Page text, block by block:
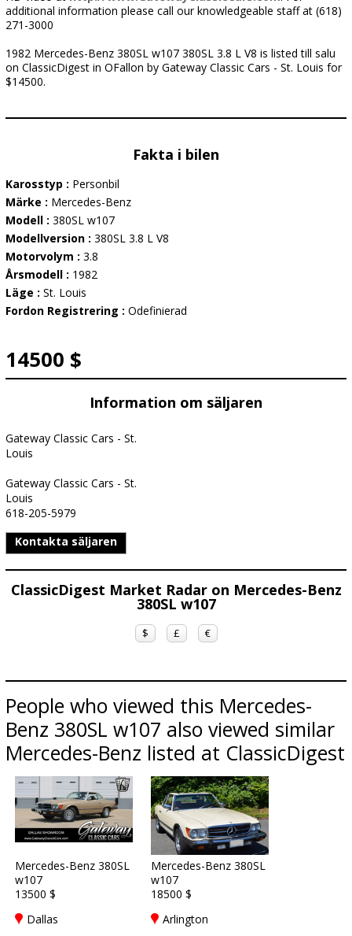
additional information please call our knowledgeable staff at (618)
271-3000
1982 Mercedes-Benz 380SL w107 380SL 3.8 L V8 is listed till salu
on ClassicDigest in OFallon by Gateway Classic Cars - St. Louis for
$14500.
Fakta i bilen
Karosstyp : Personbil
Märke : Mercedes-Benz
Modell : 380SL w107
Modellversion : 380SL 3.8 L V8
Motorvolym : 3.8
Årsmodell : 1982
Läge : St. Louis
Fordon Registrering : Odefinierad
14500 $
Information om säljaren
Gateway Classic Cars - St.
Louis
Gateway Classic Cars - St.
Louis
618-205-5979
Kontakta säljaren
ClassicDigest Market Radar on Mercedes-Benz
380SL w107
$ £ €
People who viewed this Mercedes-
Benz 380SL w107 also viewed similar
Mercedes-Benz listed at ClassicDigest
Mercedes-Benz 380SL
w107
13500 $
Dallas
Mercedes-Benz 380SL
w107
18500 $
Arlington